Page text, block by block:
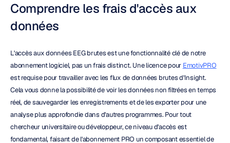
Comprendre les frais d'accès aux
données
L'accès aux données EEG brutes est une fonctionnalité clé de notre
abonnement logiciel, pas un frais distinct. Une licence pour EmotivPRO
est requise pour travailler avec les flux de données brutes d'Insight.
Cela vous donne la possibilité de voir les données non filtrées en temps
réel, de sauvegarder les enregistrements et de les exporter pour une
analyse plus approfondie dans d'autres programmes. Pour tout
chercheur universitaire ou développeur, ce niveau d'accès est
fondamental, faisant de l'abonnement PRO un composant essentiel de